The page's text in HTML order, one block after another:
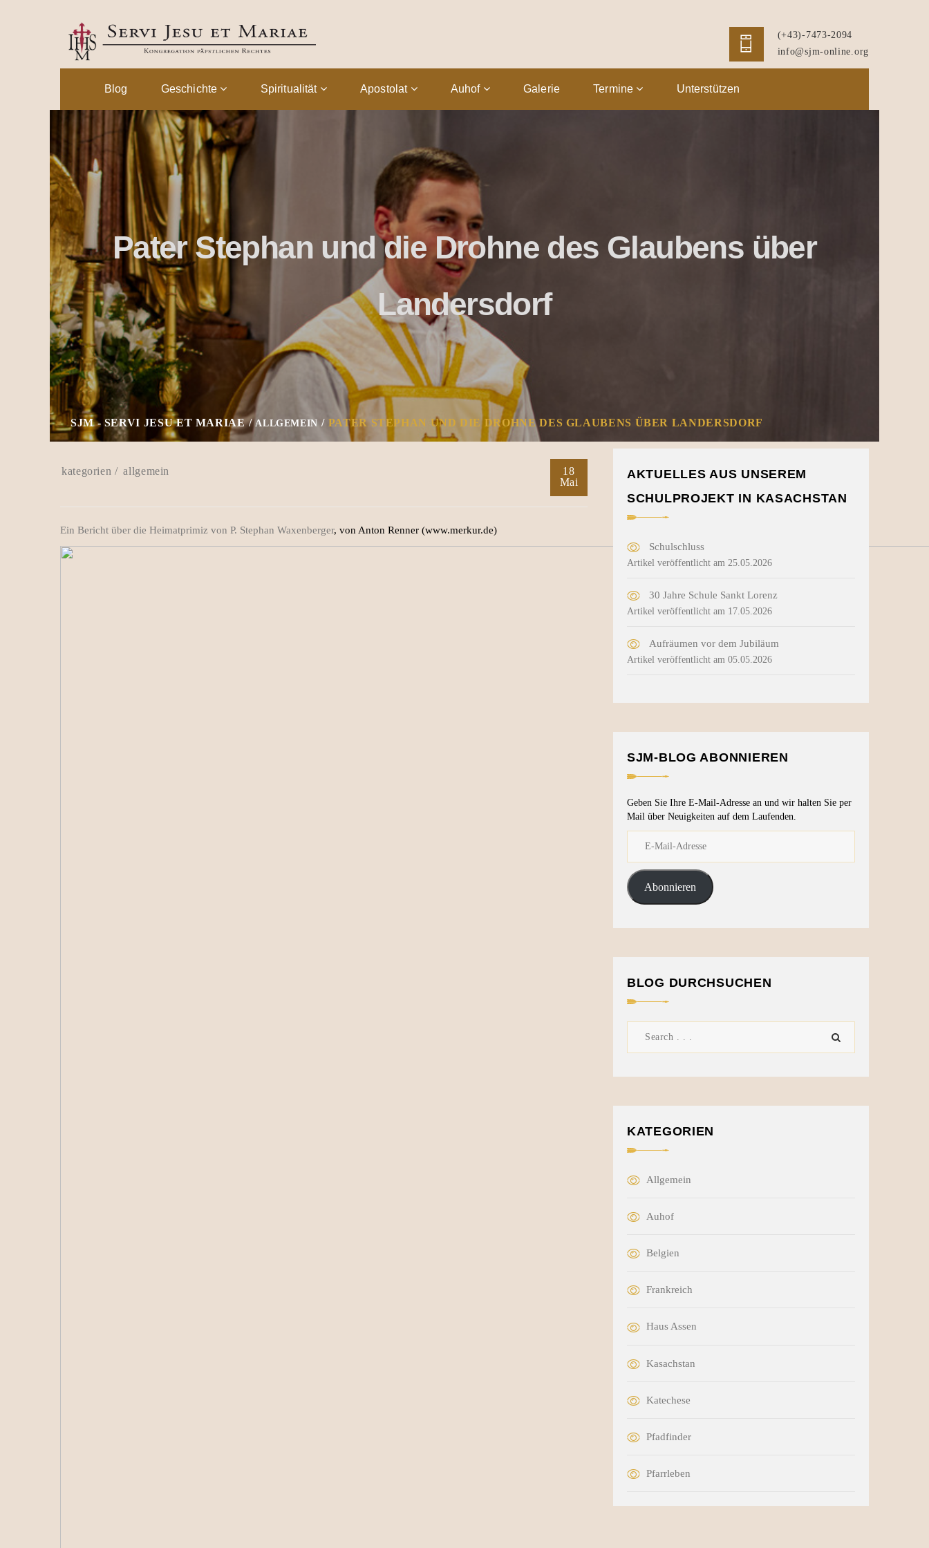
(+43)-7473-2094
info@sjm-online.org
Blog Geschichte Spiritualität Apostolat Auhof Galerie Termine Unterstützen
Pater Stephan und die Drohne des Glaubens über
Landersdorf
SJM - SERVI JESU ET MARIAE ALLGEMEIN PATER STEPHAN UND DIE DROHNE DES GLAUBENS ÜBER LANDERSDORF
allgemein
18
Mai
Ein Bericht über die Heimatprimiz von P. Stephan Waxenberger, von Anton Renner (www.merkur.de)
AKTUELLES AUS UNSEREM
SCHULPROJEKT IN KASACHSTAN
Schulschluss
Artikel veröffentlicht am 25.05.2026
30 Jahre Schule Sankt Lorenz
Artikel veröffentlicht am 17.05.2026
Aufräumen vor dem Jubiläum
Artikel veröffentlicht am 05.05.2026
SJM-BLOG ABONNIEREN
Geben Sie Ihre E-Mail-Adresse an und wir halten Sie per
Mail über Neuigkeiten auf dem Laufenden.
Abonnieren
BLOG DURCHSUCHEN
KATEGORIEN
Allgemein
Auhof
Belgien
Frankreich
Haus Assen
Kasachstan
Katechese
Pfadfinder
Pfarrleben